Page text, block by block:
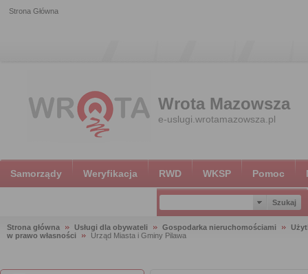
Strona Główna
Wrota Mazowsza
e-uslugi.wrotamazowsza.pl
Samorządy Weryfikacja RWD WKSP Pomoc
Strona główna Usługi dla obywateli Gospodarka nieruchomościami
w prawo własności
Urząd Miasta i Gminy Pilawa